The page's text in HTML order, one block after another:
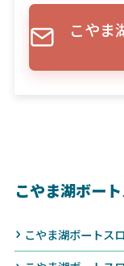
こやま
こやま湖ボー
こやま湖ボートス